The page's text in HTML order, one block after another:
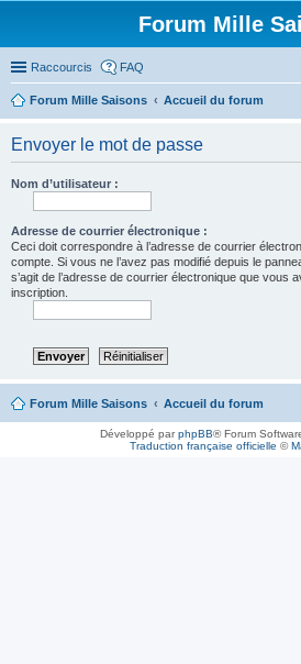
Forum Mille
Raccourcis FAQ
Forum Mille Saisons
Accueil du forum
Envoyer le mot de passe
Nom d’utilisateur :
Adresse de courrier électronique :
Ceci doit correspondre à l’adresse de courrier
compte. Si vous ne l’avez pas modifié depuis le
s’agit de l’adresse de courrier électronique que vous
inscription.
Forum Mille Saisons Accueil du forum
Développé parphpBB® Forum
Traduction française officielle ©